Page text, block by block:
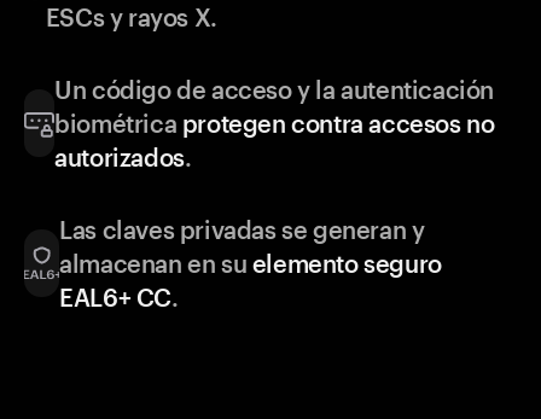
ESCs y rayos X.
Un código de acceso y la autenticación
biométrica protegen contra accesos no
autorizados.
Las claves privadas se generan y
almacenan en su elemento seguro
EAL6+ CC.